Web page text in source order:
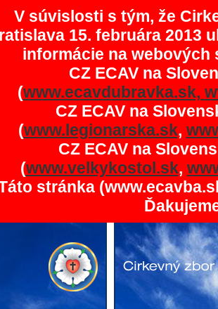
V súvislosti s tým, že
15. februára 2013
informácie na
CZ ECAV na
(www.ecavdubravka.sk,
CZ ECAV na
(www.legionarska.sk,
CZ ECAV na
(www.velkykostol.sk,
stránka